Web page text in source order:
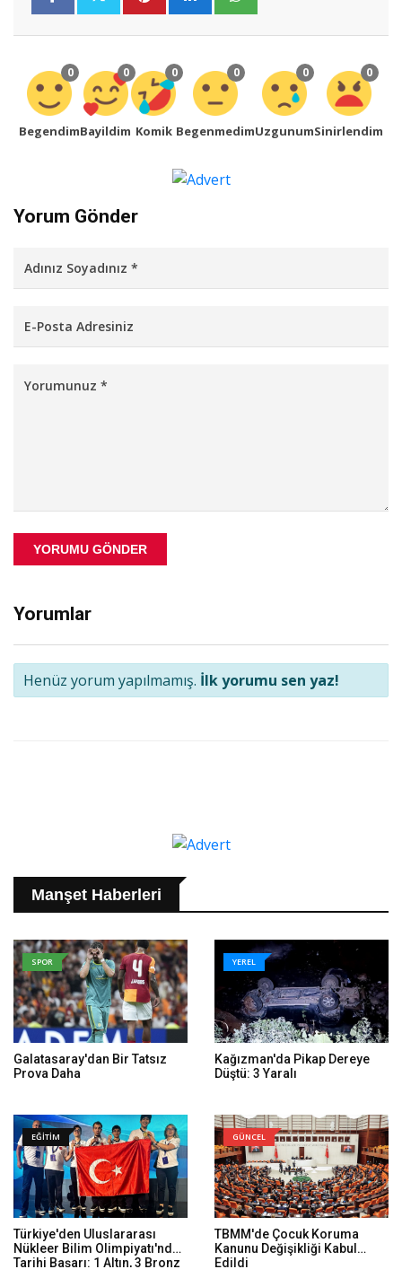
0
Begendim
0
Bayildim
0
Komik
0
Begenmedim
0
Uzgunum
0
Sinirlendim
Yorum Gönder
YORUMU GÖNDER
Yorumlar
Henüz yorum yapılmamış. İlk yorumu sen yaz!
Manşet Haberleri
SPOR
Galatasaray'dan Bir Tatsız
Prova Daha
YEREL
Kağızman'da Pikap Dereye
Düştü: 3 Yaralı
EĞİTİM
Türkiye'den Uluslararası
Nükleer Bilim Olimpiyatı'nda
Tarihi Başarı: 1 Altın, 3 Bronz
GÜNCEL
TBMM'de Çocuk Koruma
Kanunu Değişikliği Kabul
Edildi